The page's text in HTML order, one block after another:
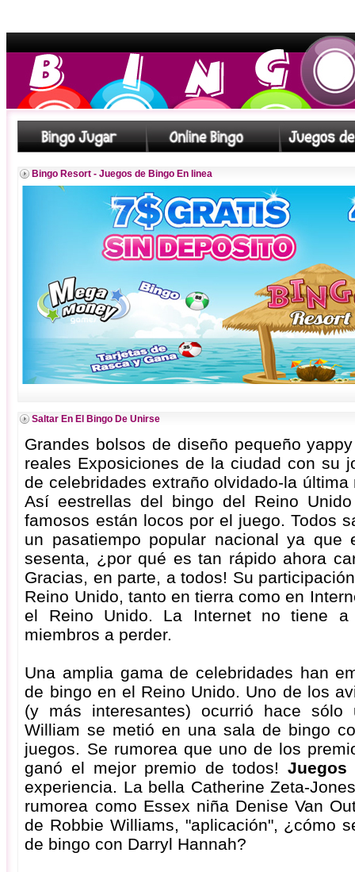
Bingo Resort - Juegos de Bingo En linea
Saltar En El Bingo De Unirse
Grandes bolsos de diseño pequeño
reales Exposiciones de la ciudad con su
de celebridades extraño olvidado-la
Así eestrellas del bingo del Reino
famosos están locos por el juego. Todos
un pasatiempo popular nacional ya
sesenta, ¿por qué es tan rápido ahora
Gracias, en parte, a todos! Su
Reino Unido, tanto en tierra como en
el Reino Unido. La Internet no tiene
miembros a perder.
Una amplia gama de celebridades han
de bingo en el Reino Unido. Uno de los
(y más interesantes) ocurrió hace
William se metió en una sala de bingo
juegos. Se rumorea que uno de los
ganó el mejor premio de todos! Juegos
experiencia. La bella Catherine Zeta-
rumorea como Essex niña Denise Van
de Robbie Williams, "aplicación", ¿cómo
de bingo con Darryl Hannah?